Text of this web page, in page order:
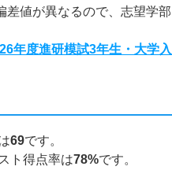
値が異なるので、志望学
年度進研模試3年生・大学
69です。
ト得点率は78%です。